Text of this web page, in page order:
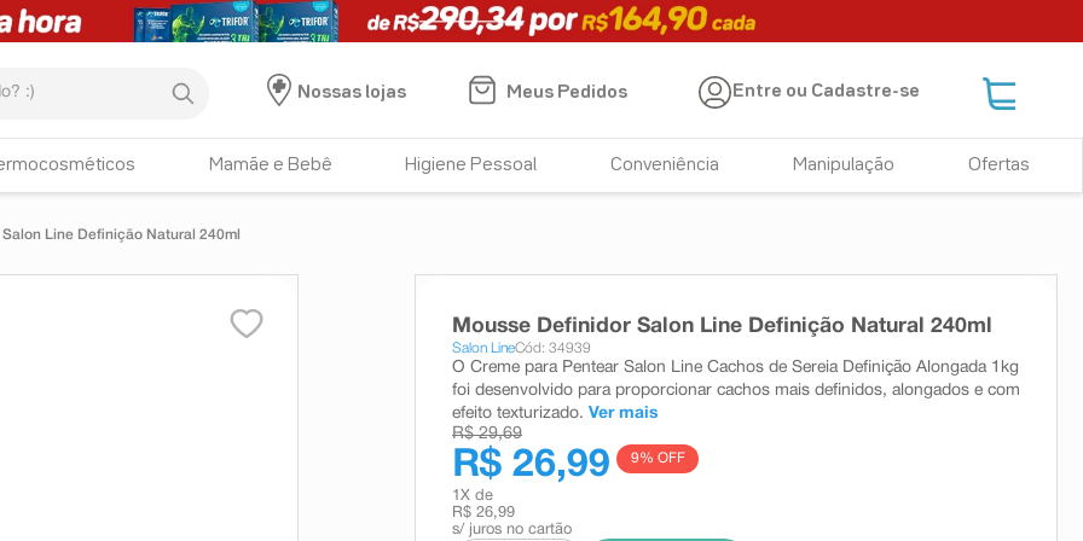
Nossas lojas
Meus Pedidos Entre ou Cadastre-se
Mamãe e Bebê Higiene Pessoal Conveniência Manipulação Ofertas
Line Definição Natural 240ml
Mousse Definidor Salon Line Definição Natural 240ml
Salon LineCód: 34939
O Creme para Pentear Salon Line Cachos de Sereia Definição Alongada 1kg
foi desenvolvido para proporcionar cachos mais definidos, alongados e com
efeito texturizado. Ver mais
R$ 29,69
R$ 26,99 9% OFF
1 X de
R$ 26,99
s/ juros no cartão